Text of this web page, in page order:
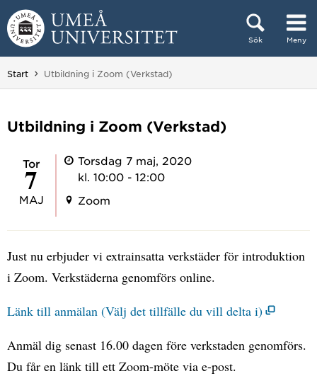
Hoppa direkt till innehållet
Sök Meny
Huvudmenyn dold.
Start Du är här:
Utbildning i Zoom (Verkstad)
Utbildning i Zoom (Verkstad)
tor
7
MAJ
Torsdag 7 maj, 2020
kl. 10:00 - 12:00
Zoom
Just nu erbjuder vi extrainsatta verkstäder för introduktion
i Zoom. Verkstäderna genomförs online.
Länk till anmälan (Välj det tillfälle du vill delta i)
Anmäl dig senast 16.00 dagen före verkstaden genomförs.
Du får en länk till ett Zoom-möte via e-post.